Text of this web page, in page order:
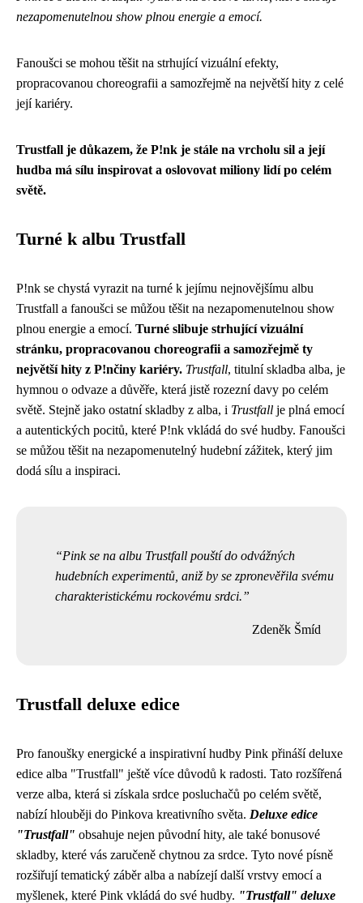
nezapomenutelnou show plnou energie a emocí.
Fanoušci se mohou těšit na strhující vizuální efekty,
propracovanou choreografii a samozřejmě na největší hity z celé
její kariéry.
Trustfall je důkazem, že P!nk je stále na vrcholu sil a její
hudba má sílu inspirovat a oslovovat miliony lidí po celém
světě.
Turné k albu Trustfall
P!nk se chystá vyrazit na turné k jejímu nejnovějšímu albu
Trustfall a fanoušci se můžou těšit na nezapomenutelnou show
plnou energie a emocí. Turné slibuje strhující vizuální
stránku, propracovanou choreografii a samozřejmě ty
největší hity z P!nčiny kariéry. Trustfall, titulní skladba alba, je
hymnou o odvaze a důvěře, která jistě rozezní davy po celém
světě. Stejně jako ostatní skladby z alba, i Trustfall je plná emocí
a autentických pocitů, které P!nk vkládá do své hudby. Fanoušci
se můžou těšit na nezapomenutelný hudební zážitek, který jim
dodá sílu a inspiraci.
Pink se na albu Trustfall pouští do odvážných
hudebních experimentů, aniž by se zpronevěřila svému
charakteristickému rockovému srdci.
Zdeněk Šmíd
Trustfall deluxe edice
Pro fanoušky energické a inspirativní hudby Pink přináší deluxe
edice alba "Trustfall" ještě více důvodů k radosti. Tato rozšířená
verze alba, která si získala srdce posluchačů po celém světě,
nabízí hlouběji do Pinkova kreativního světa. Deluxe edice
"Trustfall" obsahuje nejen původní hity, ale také bonusové
skladby, které vás zaručeně chytnou za srdce. Tyto nové písně
rozšiřují tematický záběr alba a nabízejí další vrstvy emocí a
myšlenek, které Pink vkládá do své hudby. "Trustfall" deluxe